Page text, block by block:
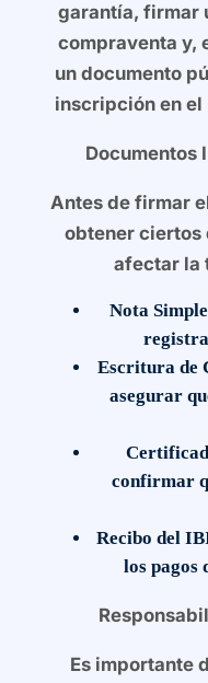
garantía, firmar
compraventa y,
un documento
inscripción en el
Documentos
Antes de firmar
obtener ciertos
afectar la
Nota Simple
Escritura de
asegurar
confirmar
Recibo del
los pagos
Es importante